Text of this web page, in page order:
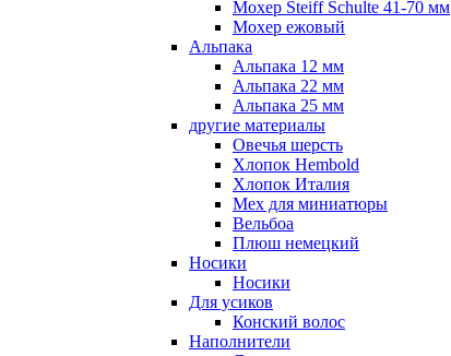
Мохер Steiff Schulte 41-70 мм
Мохер ежовый
Альпака
Альпака 12 мм
Альпака 22 мм
Альпака 25 мм
другие материалы
Овечья шерсть
Хлопок Hembold
Хлопок Италия
Мех для миниатюры
Вельбоа
Плюш немецкий
Носики
Носики
Для усиков
Конский волос
Наполнители